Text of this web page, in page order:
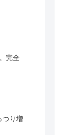
完全
つり増